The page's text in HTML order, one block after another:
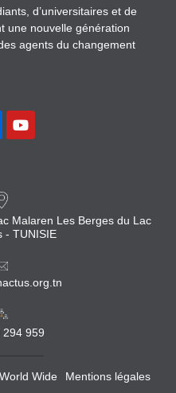
d’universitaires et de
une nouvelle génération
agents du changement
Malaren Les Berges du Lac
- TUNISIE
294 959
Wide Mentions légales